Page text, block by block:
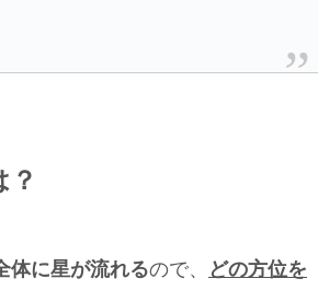
？
体に星が流れるので、
どの方位を